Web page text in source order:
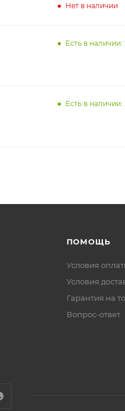
Нет в наличии
Есть в наличии:
Есть в наличии:
ПОМОЩЬ
Условия
Условия
Гарантия на
Вопрос-ответ